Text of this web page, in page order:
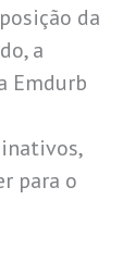
da
a
Emdurb
para o